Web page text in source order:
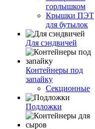
горлышком
Крышки ПЭТ
для бутылок
Для сэндвичей
Контейнеры под
запайку
Секционные
Подложки